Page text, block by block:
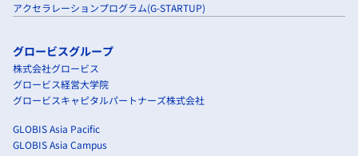
アクセラレーションプログラム(G-STARTUP)
グロービスグループ
株式会社グロービス
グロービス経営大学院
グロービスキャピタルパートナーズ株式会社
GLOBIS Asia Pacific
GLOBIS Asia Campus